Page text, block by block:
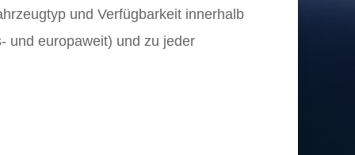
und Verfügbarkeit innerhalb
und europaweit) und zu jeder